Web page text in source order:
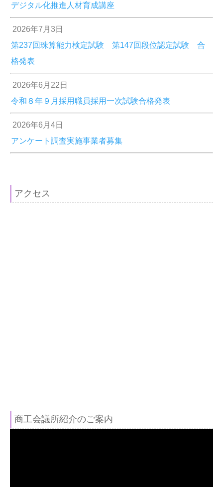
デジタル化推進人材育成講座
2026年7月3日
第237回珠算能力検定試験 第147回段位認定試験 合
格発表
2026年6月22日
令和８年９月採用職員採用一次試験合格発表
2026年6月4日
アンケート調査実施事業者募集
アクセス
商工会議所紹介のご案内